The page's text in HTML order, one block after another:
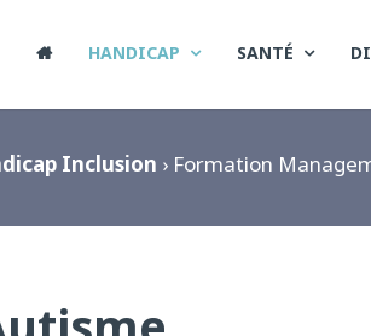
 HANDICAP SANTÉ
Inclusion › Formation